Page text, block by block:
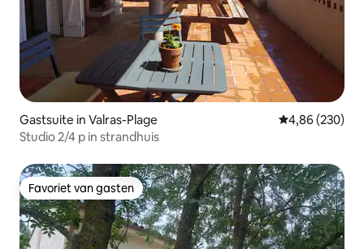
Gastsuite in Valras-Plage Gemiddelde
4,86 (230)
Studio 2/4 p in strandhuis
Favoriet van gasten
Favoriet van gasten